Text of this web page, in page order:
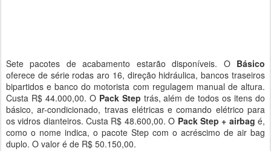
Sete pacotes de acabamento estarão disponíveis. O Básico
oferece de série rodas aro 16, direção hidráulica, bancos traseiros
bipartidos e banco do motorista com regulagem manual de altura.
Custa R$ 44.000,00. O Pack Step trás, além de todos os itens do
básico, ar-condicionado, travas elétricas e comando elétrico para
os vidros dianteiros. Custa R$ 48.600,00. O Pack Step + airbag é,
como o nome indica, o pacote Step com o acréscimo de air bag
duplo. O valor é de R$ 50.150,00.